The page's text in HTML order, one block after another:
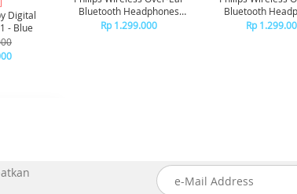
Digital
- Blue
Bluetooth Headphones
Adaptive Noise Canceling
Rp 1.299.000
Bluetooth
Adaptive Noise
Rp